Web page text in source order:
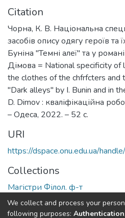
Citation
Чорна, К. В. Національна
засобів опису одягу героїв та
Буніна "Темні алеї" та у
Дімова = National specificity of
the clothes of the chfrfcters and
"Dark alleys" by I. Bunin and in
D. Dimov : кваліфікаційна
– Одеса, 2022. – 52 с.
URI
https://dspace.onu.edu.ua/
Collections
Магістри Філол. ф-т
Full item page
We collect and process your
following purposes: